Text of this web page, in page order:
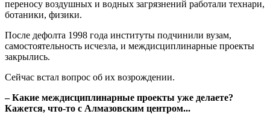
переносу воздушных и водных загрязнений работали технари,
ботаники, физики.
После дефолта 1998 года институты подчинили вузам,
самостоятельность исчезла, и междисциплинарные проекты
закрылись.
Сейчас встал вопрос об их возрождении.
– Какие междисциплинарные проекты уже делаете?
Кажется, что-то с Алмазовским центром...